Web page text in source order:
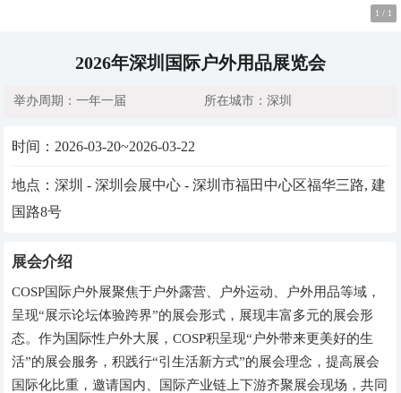
1 / 1
2026年深圳国际户外用品展览会
举办周期：一年一届 所在城市：深圳
时间： 2026-03-20~2026-03-22
地点：深圳 - 深圳会展中心 - 深圳市福田中心区福华三路, 建
国路8号
展会介绍
COSP国际户外展聚焦于户外露营、户外运动、户外用品等域，
呈现“展示论坛体验跨界”的展会形式，展现丰富多元的展会形
态。作为国际性户外大展，COSP积呈现“户外带来更美好的生
活”的展会服务，积践行“引生活新方式”的展会理念，提高展会
国际化比重，邀请国内、国际产业链上下游齐聚展会现场，共同